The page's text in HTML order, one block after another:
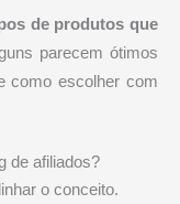
de produtos que
parecem ótimos
como escolher com
de afiliados?
o conceito.